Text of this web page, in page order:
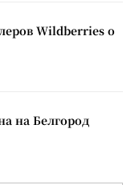
Wildberries о
на Белгород